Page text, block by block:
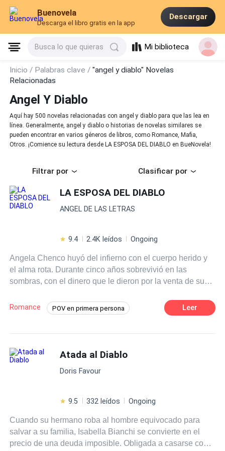
Buenovela
Descarga el libro gratis en la app
Descargar
Busca lo que quieras Mi biblioteca
Inicio / Palabras clave /"angel y diablo" Novelas
Relacionadas
Angel Y Diablo
Aquí hay 500 novelas relacionadas con angel y diablo para que las lea en
línea. Generalmente, angel y diablo o historias de novelas similares se
pueden encontrar en varios géneros de libros, como Romance, Mafia,
Otros. ¡Comience su lectura desde LA ESPOSA DEL DIABLO en BueNovela!
Filtrar por Clasificar por
LA ESPOSA DEL DIABLO
ANGEL DE LAS LETRAS
9.4 2.4K leídos Ongoing
Angela Chenco huyó del infierno con el cuerpo herido y
el alma rota. Durante cinco años sobrevivió en las
sombras, con el dinero que le dieron por la venta de su
imaginó que el amor la encontraría disfrazado de peligro,
deseo y poder… ni que la arrastraría de nuevo al abismo.
la vida, lo que parece una historia de redención se
convierte en una danza macabra de secretos, traiciones y
sangre. Angela descubre que su pasado no está
padre que es un monstruo, capaz de vender a sus hijas
carnada para cazarlo. Pero no contaba con que Angela
no es una víctima: es una mujer forjada en el dolor y lista
para la venganza. En un mundo donde el amor puede ser
Romance POV en primera persona
Matrimonio Exprés
Leer
Atada al Diablo
Doris Favour
9.5 332 leídos Ongoing
Cuando su hermano roba al hombre equivocado para
salvar a su familia, Isabella Bianchi se convierte en el
precio de una deuda imposible. Obligada a casarse con